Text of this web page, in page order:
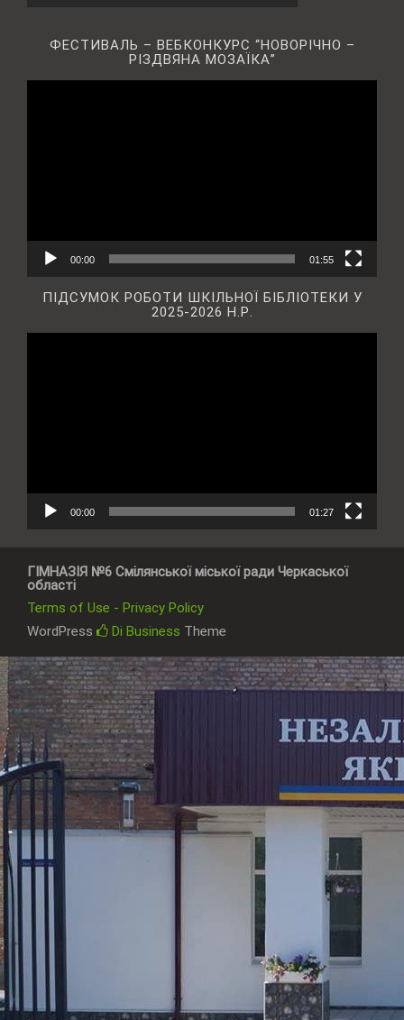
ФЕСТИВАЛЬ – ВЕБКОНКУРС “НОВОРІЧНО –
РІЗДВЯНА МОЗАЇКА”
00:00 01:55
ПІДСУМОК РОБОТИ ШКІЛЬНОЇ БІБЛІОТЕКИ У
2025-2026 Н.Р.
00:00 01:27
ГІМНАЗІЯ №6 Смілянської міської ради Черкаської
області
Terms of Use - Privacy Policy
WordPress
Di Business Theme